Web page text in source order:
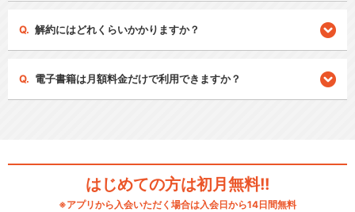
解約にはどれくらいかかりますか？
電子書籍は月額料金だけで利用できますか？
はじめての方は初月無料!!
※アプリから入会いただく場合は入会日から14日間無料